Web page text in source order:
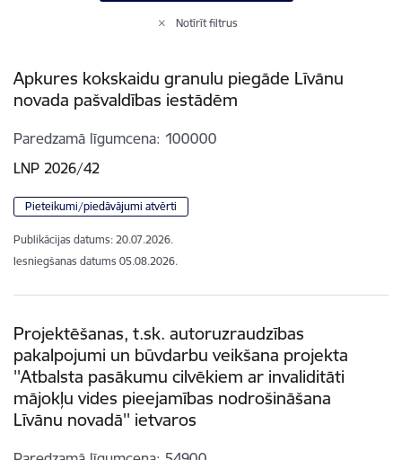
Notīrīt filtrus
Apkures kokskaidu granulu piegāde Līvānu
novada pašvaldības iestādēm
Paredzamā līgumcena 100000
LNP 2026/42
Pieteikumi/piedāvājumi atvērti
Publikācijas datums: 20.07.2026.
Iesniegšanas datums 05.08.2026.
Projektēšanas, t.sk. autoruzraudzības
pakalpojumi un būvdarbu veikšana projekta
''Atbalsta pasākumu cilvēkiem ar invaliditāti
mājokļu vides pieejamības nodrošināšana
Līvānu novadā'' ietvaros